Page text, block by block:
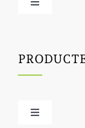
Toggle
Houtinfo
Toggle